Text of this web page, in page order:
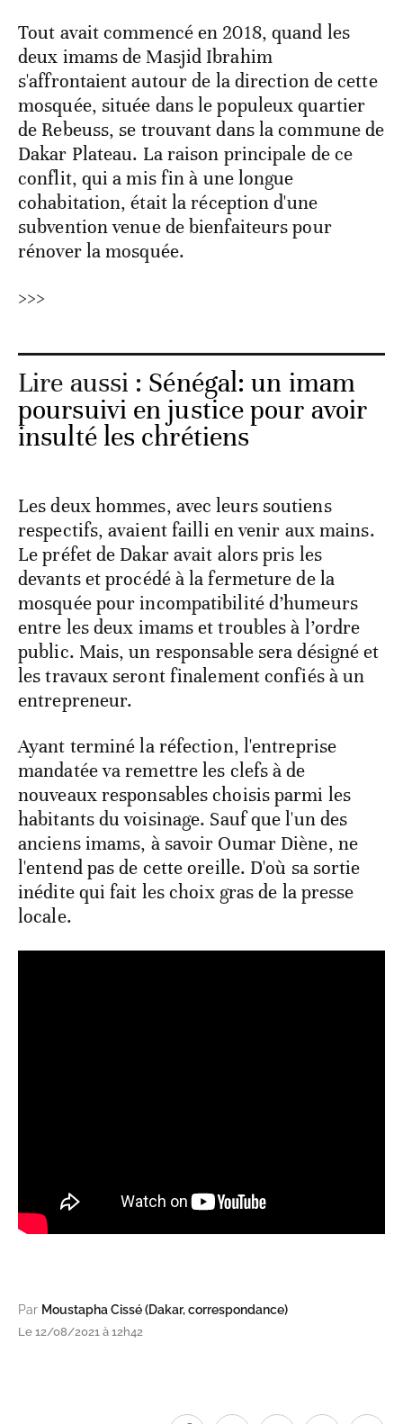
Tout avait commencé en 2018, quand les
deux imams de Masjid Ibrahim
s'affrontaient autour de la direction de cette
mosquée, située dans le populeux quartier
de Rebeuss, se trouvant dans la commune de
Dakar Plateau. La raison principale de ce
conflit, qui a mis fin à une longue
cohabitation, était la réception d'une
subvention venue de bienfaiteurs pour
rénover la mosquée.
>>>
Lire aussi : Sénégal: un imam
poursuivi en justice pour avoir
insulté les chrétiens
Les deux hommes, avec leurs soutiens
respectifs, avaient failli en venir aux mains.
Le préfet de Dakar avait alors pris les
devants et procédé à la fermeture de la
mosquée pour incompatibilité d’humeurs
entre les deux imams et troubles à l’ordre
public. Mais, un responsable sera désigné et
les travaux seront finalement confiés à un
entrepreneur.
Ayant terminé la réfection, l'entreprise
mandatée va remettre les clefs à de
nouveaux responsables choisis parmi les
habitants du voisinage. Sauf que l'un des
anciens imams, à savoir Oumar Diène, ne
l'entend pas de cette oreille. D'où sa sortie
inédite qui fait les choix gras de la presse
locale.
Par Moustapha Cissé (Dakar, correspondance)
Le 12/08/2021 à 12h42